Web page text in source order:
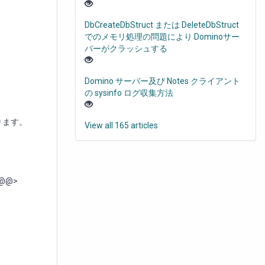
す。
DbCreateDbStruct または DeleteDbStruct
でのメモリ処理の問題により Dominoサー
バーがクラッシュする
Domino サーバー及び Notes クライアント
の sysinfo ログ収集方法
View all 165 articles